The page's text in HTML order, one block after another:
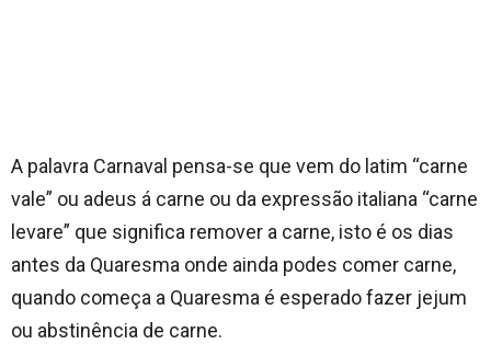
A palavra Carnaval pensa-se que vem do latim “carne
vale” ou adeus á carne ou da expressão italiana “carne
levare” que significa remover a carne, isto é os dias
antes da Quaresma onde ainda podes comer carne,
quando começa a Quaresma é esperado fazer jejum
ou abstinência de carne.